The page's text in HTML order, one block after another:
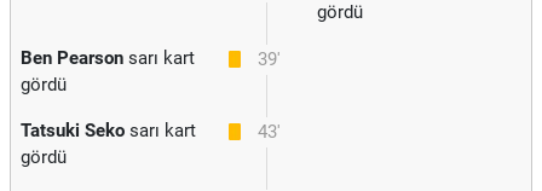
gördü
39'
Ben Pearson sarı kart
gördü
43'
Tatsuki Seko sarı kart
gördü